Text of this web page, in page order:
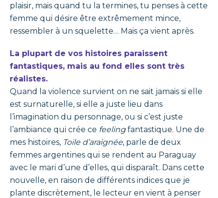
plaisir, mais quand tu la termines, tu penses à cette
femme qui désire être extrêmement mince,
ressembler à un squelette… Mais ça vient après.
La plupart de vos histoires paraissent
fantastiques, mais au fond elles sont très
réalistes.
Quand la violence survient on ne sait jamais si elle
est surnaturelle, si elle a juste lieu dans
l’imagination du personnage, ou si c’est juste
l’ambiance qui crée ce feelingfantastique. Une de
mes histoires, Toile d’araignée, parle de deux
femmes argentines qui se rendent au Paraguay
avec le mari d’une d’elles, qui disparaît. Dans cette
nouvelle, en raison de différents indices que je
plante discrètement, le lecteur en vient à penser